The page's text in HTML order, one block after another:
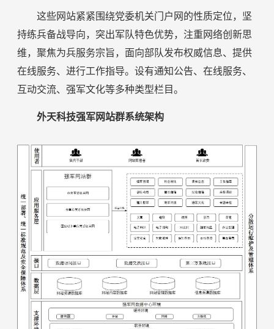
这些网站紧紧围绕党委机关门户网的性质定位，坚
持练兵备战导向，突出军队特色优势，注重网络创新思
维，聚焦为兵服务宗旨，面向部队发布权威信息、提供
在线服务、进行工作指导。设有通知公告、在线服务、
互动交流、强军文化等多种类型栏目。
外天科技强军网站群系统架构